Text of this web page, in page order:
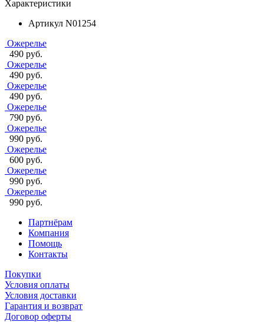
Характеристики
Артикул N01254
Ожерелье
490 руб.
Ожерелье
490 руб.
Ожерелье
490 руб.
Ожерелье
790 руб.
Ожерелье
990 руб.
Ожерелье
600 руб.
Ожерелье
990 руб.
Ожерелье
990 руб.
Партнёрам
Компания
Помощь
Контакты
Покупки
Условия оплаты
Условия доставки
Гарантия и возврат
Договор оферты